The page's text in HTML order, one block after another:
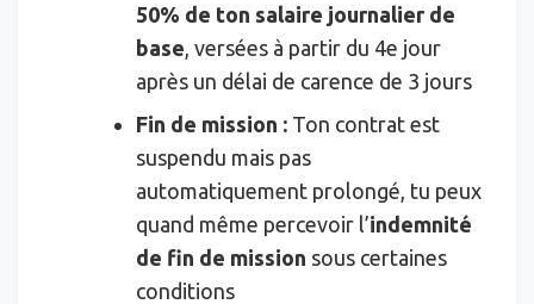
50% de ton salaire journalier de
base , versées à partir du 4e jour
après un délai de carence de 3 jours
Fin de mission : Ton contrat est
suspendu mais pas
automatiquement prolongé, tu peux
quand même percevoir l’indemnité
de fin de mission sous certaines
conditions